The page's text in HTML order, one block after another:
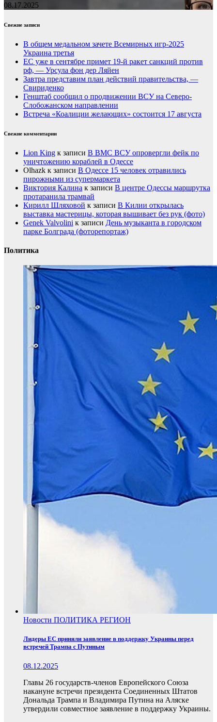
08.17.2025
Свежие записи
В общем медальном зачете Всемирных игр-2025
Украина третья
ЕС уже в сентябре примет 19-й ракет санкций против
рф, — Урсула фон дер Ляйен
Завтра представим план действий правительства, —
Свириденко
Генштаб сообщил о продвижении ВСУ на Северо-
Слобожанском направлении
Встреча «Коалиции желающих» состоится 17 августа
Свежие комментарии
Lion King к записи В ВМС ВСУ опровергли фейк по
уничтожению кораблей в Одессе
Olhazk к записи В Одессе 15 человек отравились
пирожными из супермаркета
Виктория Калина к записи В центре Одессы маршрутка
протаранила трамвай
Кирилл Шляховой к записи В Килии открылась
выставка мастерицы, которая вышивает без рук (фото)
Genek Valvolini к записи День музыканта в городском
парке Болграда (фоторепортаж)
Политика
Новости ПОЛИТИКА РЕГИОН
Лидеры ЕС приняли заявление в поддержку Украины перед
встречей Трампа с Путиным
08.12.2025
Главы 26 государств-членов Европейского Союза
накануне встречи президента Соединенных Штатов
Дональда Трампа и Владимира Путина на Аляске
утвердили совместное заявление в поддержку Украины.